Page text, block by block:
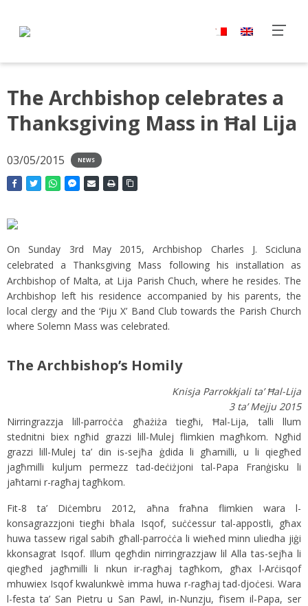
The Archbishop celebrates a
Thanksgiving Mass in Ħal Lija
03/05/2015 NEWS
On Sunday 3rd May 2015, Archbishop Charles J. Scicluna
celebrated a Thanksgiving Mass following his installation as
Archbishop of Malta,at Lija Parish Chuch, where he resides. The
Archbishop left his residence accompanied by his parents, the
local clergy and the ‘Piju X’ Band Club towards the Parish Church
where Solemn Mass was celebrated.
The Archbishop’s Homily
Knisja Parrokkjali ta’ Ħal-Lija
3 ta’ Mejju 2015
Nirringrazzja lill-parroċċa għażiża tiegħi, Ħal-Lija, talli llum
stednitni biex ngħid grazzi lill-Mulej flimkien magħkom. Ngħid
grazzi lill-Mulej ta’ din is-sejħa ġdida li għamilli, u li qiegħed
jagħmilli kuljum permezz tad-deċiżjoni tal-Papa Franġisku li
jaħtarni r-ragħaj tagħkom.
Fit-8 ta’ Diċembru 2012, aħna fraħna flimkien wara l-
konsagrazzjoni tiegħi bħala Isqof, suċċessur tal-appostli, għax
huwa tassew rigal sabiħ għall-parroċċa li wieħed minn uliedha jiġi
kkonsagrat Isqof. Illum qegħdin nirringrazzjaw lil Alla tas-sejħa li
qiegħed jagħmilli li nkun ir-ragħaj tagħkom, għax l-Arċisqof
mhuwiex Isqof kwalunkwè imma huwa r-ragħaj tad-djoċesi. Wara
l-festa ta’ San Pietru u San Pawl, in-Nunzju, f’isem il-Papa, ser